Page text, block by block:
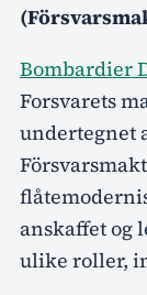
Bombardier
Forsvarets
undertegnet
anskaffet og
ulike roller,